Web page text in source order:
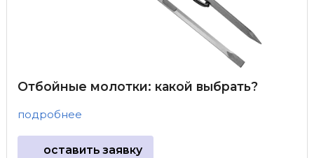
Отбойные молотки: какой выбрать?
подробнее
оставить заявку